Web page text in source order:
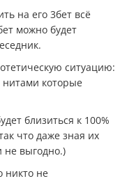
на его 3бет всё
можно будет
ситуацию:
которые
близиться к 100%
что даже зная их
не выгодно.)
никто не